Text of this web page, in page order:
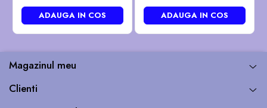
ADAUGA IN COS ADAUGA IN COS
Magazinul meu
Clienti